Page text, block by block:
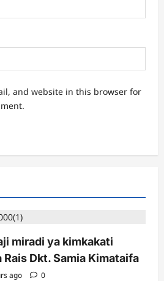
and website in this browser for
miradi ya kimkakati
Dkt. Samia Kimataifa
ago 0